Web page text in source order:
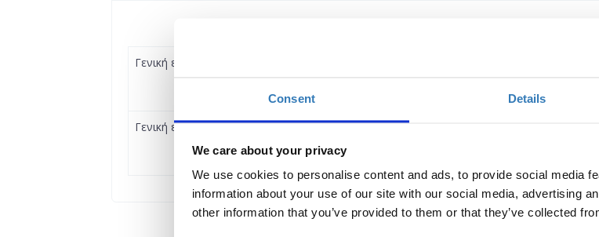
Consent Details
We care about your privacy
We use cookies to personalise content and ads, to provide social media
information about your use of our site with our social media, advertising
other information that you’ve provided to them or that they’ve collected
Γενική είσοδος - Μειωμένο
Γενική είσοδος